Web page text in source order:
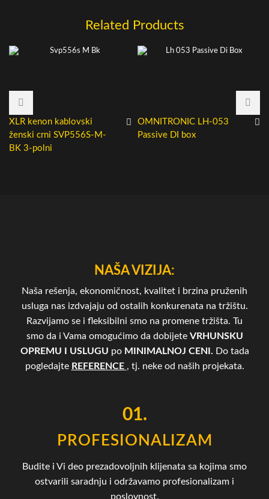
Related Products
XLR kenon kablovski
ženski crni SVP556S-M-
BK 3-polni
OMNITRONIC LH-053
Passive DI box
NAŠA VIZIJA:
Naša rešenja, ekonomičnost, kvalitet i brzina pruženih
usluga nas izdvajaju od ostalih konkurenata na tržištu.
Razvijamo se i fleksibilni smo na promene tržišta. Tu
smo da i Vama omogućimo da dobijete VRHUNSKU
OPREMU I USLUGU po MINIMALNOJ CENI. Do tada
pogledajte REFERENCE , tj. neke od naših projekata.
01.
PROFESIONALIZAM
Budite i Vi deo prezadovoljnih klijenata sa kojima smo
ostvarili saradnju i održavamo profesionalizam i
poslovnost.